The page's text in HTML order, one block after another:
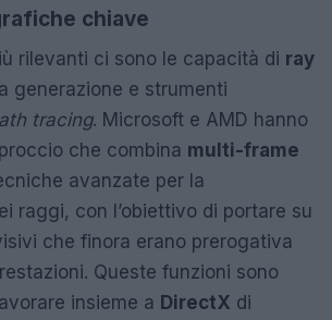
chiave
rilevanti ci sono le capacità di ray
generazione e strumenti
tracing. Microsoft e AMD hanno
che combina multi-frame
avanzate per la
raggi, con l’obiettivo di portare su
che finora erano prerogativa
Queste funzioni sono
insieme a DirectX di